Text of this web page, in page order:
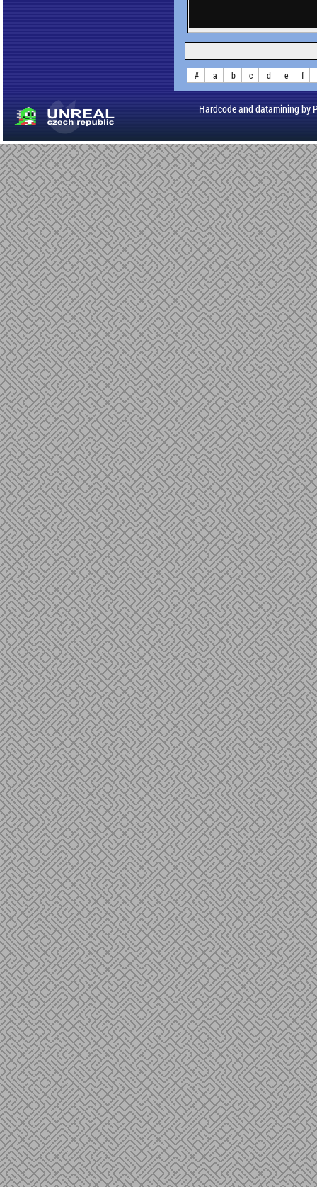
# a b c d e f
Hardcode and datamining by